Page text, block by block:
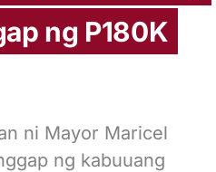
ng P180K
ni Mayor Maricel
ng kabuuang